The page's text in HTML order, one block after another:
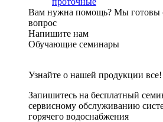
Вам нужна помощь? Мы готовы
вопрос
Напишите нам
Обучающие семинары
Узнайте о нашей продукции все!
Запишитесь на бесплатный
сервисному обслуживанию
горячего водоснабжения